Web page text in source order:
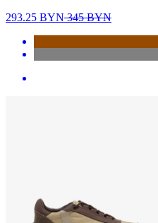
293.25 BYN345BYN